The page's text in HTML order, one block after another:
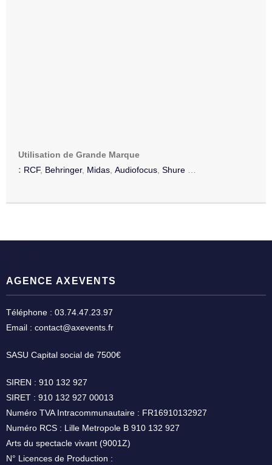
Utilisation de Grande Marque
: RCF, Behringer, Midas Audiofocus Shure
AGENCE AXEVENTS
Téléphone : 03.74.47.23.97
Email : contact@axevents.fr
SASU Capital social de 7500€
SIREN : 910 132 927
SIRET : 910 132 927 00013
Numéro TVA Intracommunautaire : FR16910132927
Numéro RCS : Lille Metropole B 910 132 927
Arts du spectacle vivant (9001Z)
N° Licences de Production :